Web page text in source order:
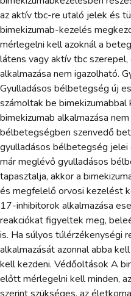
az aktív tbc-re utaló jelek és
bimekizumab-kezelés
mérlegelni kell azoknál a
látens vagy aktív tbc
alkalmazása nem igazolható.
Gyulladásos bélbetegség új
számoltak be
bimekizumab alkalmazása
bélbetegségben szenvedő
gyulladásos bélbetegség
már meglévő gyulladásos
tapasztalja, akkor a
és megfelelő orvosi kezelést
17-inhibitorok alkalmazása
reakciókat figyeltek meg,
is. Ha súlyos túlérzékenységi
alkalmazását azonnal abba
kell kezdeni. Védőoltások A
előtt mérlegelni kell minden,